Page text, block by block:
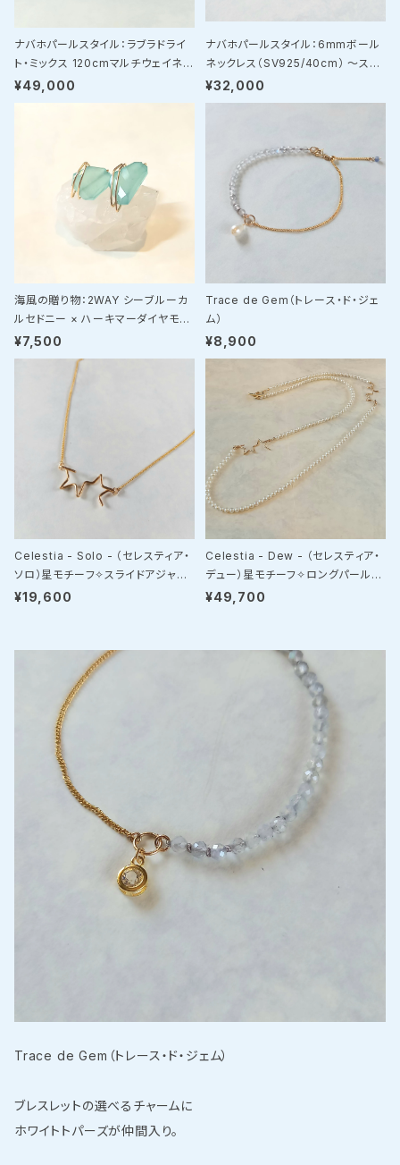
ナバホパールスタイル：ラブラドライ
ト・ミックス 120cmマルチウェイネッ
クレス（SV925）
¥49,000
ナバホパールスタイル：6mmボール
ネックレス（SV925/40cm） 〜スト
レスフリーな「マグネット・ユニバーサ
ルデザイン」〜
¥32,000
海風の贈り物：2WAY シーブルーカ
ルセドニー × ハーキマーダイヤモン
ド・ピアスチャームセット
¥7,500
Trace de Gem（トレース・ド・ジェ
ム）
¥8,900
Celestia - Solo - （セレスティア・
ソロ）星モチーフ✧スライドアジャス
ターネックレス
¥19,600
Celestia - Dew - （セレスティア・
デュー）星モチーフ✧ロングパールネ
ックレス
¥49,700
Trace de Gem（トレース・ド・ジェム）
ブレスレットの選べるチャームに
ホワイトトパーズが仲間入り。